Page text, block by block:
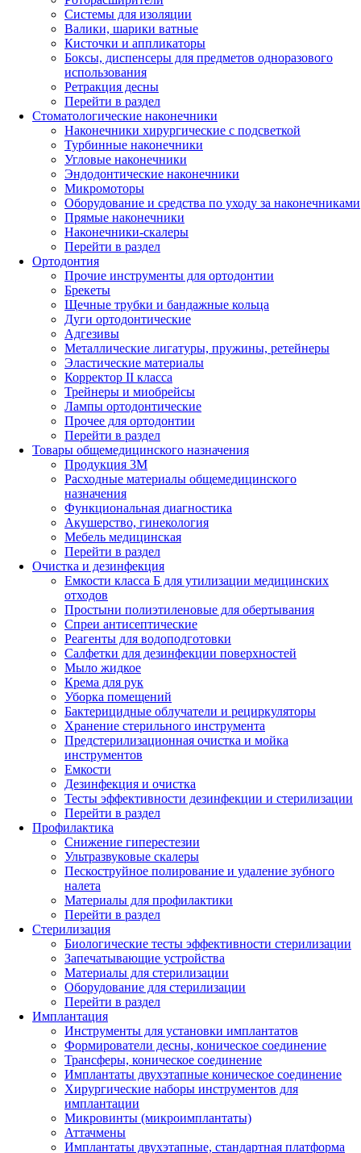
Системы для изоляции
Валики, шарики ватные
Кисточки и аппликаторы
Боксы, диспенсеры для предметов одноразового
использования
Ретракция десны
Перейти в раздел
Стоматологические наконечники
Наконечники хирургические с подсветкой
Турбинные наконечники
Угловые наконечники
Эндодонтические наконечники
Микромоторы
Оборудование и средства по уходу за наконечниками
Прямые наконечники
Наконечники-скалеры
Перейти в раздел
Ортодонтия
Прочие инструменты для ортодонтии
Брекеты
Щечные трубки и бандажные кольца
Дуги ортодонтические
Адгезивы
Металлические лигатуры, пружины, ретейнеры
Эластические материалы
Корректор II класса
Трейнеры и миобрейсы
Лампы ортодонтические
Прочее для ортодонтии
Перейти в раздел
Товары общемедицинского назначения
Продукция 3М
Расходные материалы общемедицинского
назначения
Функциональная диагностика
Акушерство, гинекология
Мебель медицинская
Перейти в раздел
Очистка и дезинфекция
Емкости класса Б для утилизации медицинских
отходов
Простыни полиэтиленовые для обертывания
Спреи антисептические
Реагенты для водоподготовки
Салфетки для дезинфекции поверхностей
Мыло жидкое
Крема для рук
Уборка помещений
Бактерицидные облучатели и рециркуляторы
Хранение стерильного инструмента
Предстерилизационная очистка и мойка
инструментов
Емкости
Дезинфекция и очистка
Тесты эффективности дезинфекции и стерилизации
Перейти в раздел
Профилактика
Снижение гиперестезии
Ультразвуковые скалеры
Пескоструйное полирование и удаление зубного
налета
Материалы для профилактики
Перейти в раздел
Стерилизация
Биологические тесты эффективности стерилизации
Запечатывающие устройства
Материалы для стерилизации
Оборудование для стерилизации
Перейти в раздел
Имплантация
Инструменты для установки имплантатов
Формирователи десны, коническое соединение
Трансферы, коническое соединение
Имплантаты двухэтапные коническое соединение
Хирургические наборы инструментов для
имплантации
Микровинты (микроимплантаты)
Аттачмены
Имплантаты двухэтапные, стандартная платформа